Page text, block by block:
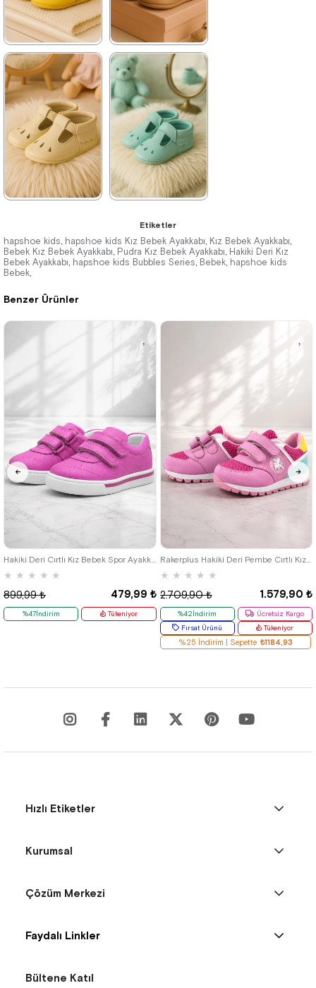
★ ★ ★ ★ ★
539,99 ₺
899,99 ₺
%40İndirim
★ ★ ★
539,99 ₺
899,99 ₺
%40İndirim
539,99 ₺
899,99 ₺
%40İndirim Tükeniyor
★ ★ ★
539,99 ₺
899,99 ₺
Benzer Ürünler
★ ★ ★ ★ ★
479,99 ₺
899,99 ₺
%47İndirim Tükeniyor
23
Rakerplus Hakiki Deri Pembe Cırtlı Kız Bebek Spor Ayakkabı
★ ★ ★ ★ ★
1.579,90 ₺
2.709,90 ₺
%42İndirim
Ücretsiz Kargo
Fırsat Ürünü
Tükeniyor
%25 İndirim | Sepette ₺1184,93
19 22
Etiketler
hapshoe kids, hapshoe kids Kız Bebek Ayakkabı, Kız Bebek Ayakkabı,
Bebek Kız Bebek Ayakkabı, Pudra Kız Bebek Ayakkabı, Hakiki Deri Kız
Bebek Ayakkabı, hapshoe kids Bubbles Series, Bebek, hapshoe kids
Bebek,
Hızlı Etiketler
Kurumsal
Çözüm Merkezi
Faydalı Linkler
Bültene Katıl